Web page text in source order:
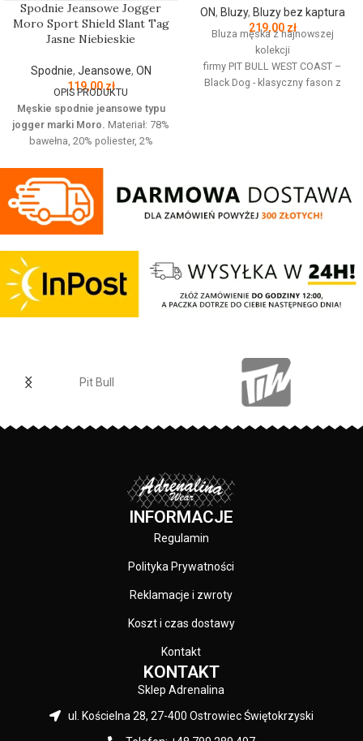
Spodnie Jeansowe Jogger
Moro Sport Shield Slant Tag
Jasne Niebieskie
Spodnie, Jeansowe, ON
119,00zł
OPIS PRODUKTU
Męskie spodnie jeansowe typu
jogger marki Moro. Materiał: 78%
bawełna, 20% poliester, 2%
kroju. Posiadają cztery kieszenie i
regulowana gumę w pasie która
zapewnia idealne dopasowanie w
talii.
Regular Fit- regularny krój, nie
krępuje ruchów dzięki
odpowiednio dobranym
Elastan- rozciągliwa dzianina,
zostały zakończone
w Polsce.
ON, Bluzy, Bluzy bez kaptura
219,00 zł
Bluza męska z najnowszej
kolekcji
firmy PIT BULL WEST COAST –
Black Dog - klasyczny fason z
ściągacze na rękawach oraz u
dołu bluzy - żebrowany kołnierz -
karku chroniąca przed otarciami -
silikonowa kwadratowa naszywka
na lewym rękawie z logo marki Pit
wszystkie nadruki wykonane są
specjalistyczną technologią
sitodruku przez co są bardzo
trwałe - skład materiału: 80%
bawełna / 20% poliester
KOLOR:
Pit Bull
INFORMACJE
Regulamin
Polityka Prywatności
Reklamacje i zwroty
Koszt i czas dostawy
Kontakt
KONTAKT
Sklep Adrenalina
ul. Kościelna 28, 27-400 Ostrowiec Świętokrzyski